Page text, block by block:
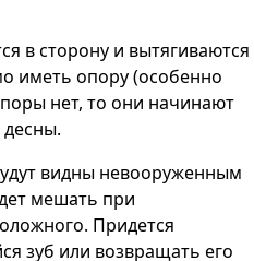
в сторону и вытягиваются
иметь опору (особенно
нет, то они начинают
десны.
видны невооруженным
мешать при
Придется
зуб или возвращать его